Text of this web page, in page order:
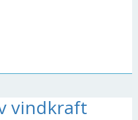
vindkraft